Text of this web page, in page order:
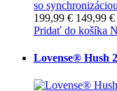
199,99 € 149,99 €
Pridať do košíka
Lovense® Hush